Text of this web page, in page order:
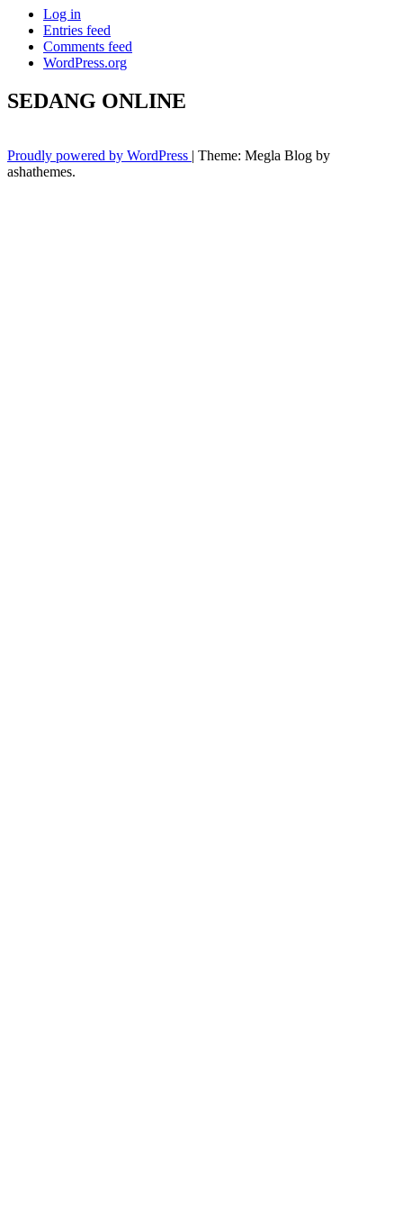
Log in
Entries feed
Comments feed
WordPress.org
SEDANG ONLINE
Proudly powered by WordPress | Theme: Megla Blog by
ashathemes.